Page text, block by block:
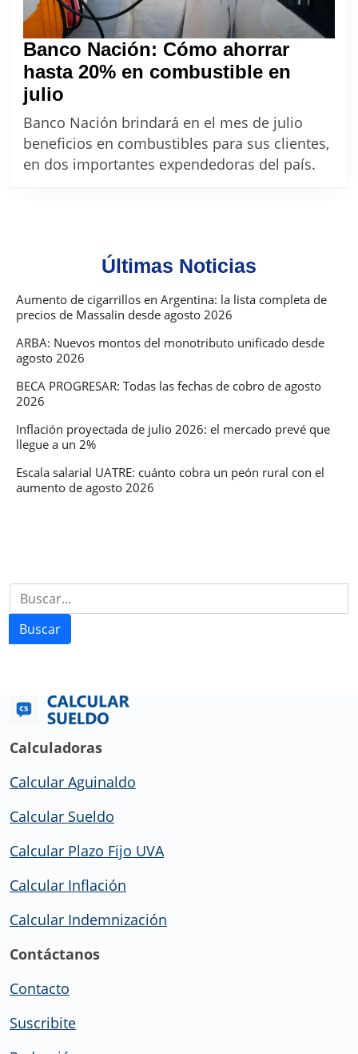
Banco Nación: Cómo ahorrar
hasta 20% en combustible en
julio
Nación:
Cómo
ahorrar
combustible
julio
Banco Nación brindará en el mes de julio
beneficios en combustibles para sus clientes,
en dos importantes expendedoras del país.
Últimas Noticias
Aumento de cigarrillos en Argentina: la lista completa de
precios de Massalin desde agosto 2026
ARBA: Nuevos montos del monotributo unificado desde
agosto 2026
BECA PROGRESAR: Todas las fechas de cobro de agosto
2026
Inflación proyectada de julio 2026: el mercado prevé que
llegue a un 2%
Escala salarial UATRE: cuánto cobra un peón rural con el
aumento de agosto 2026
Buscar
Calculadoras
Calcular Aguinaldo
Calcular Sueldo
Calcular Plazo Fijo UVA
Calcular Inflación
Calcular Indemnización
Contáctanos
Contacto
Suscribite